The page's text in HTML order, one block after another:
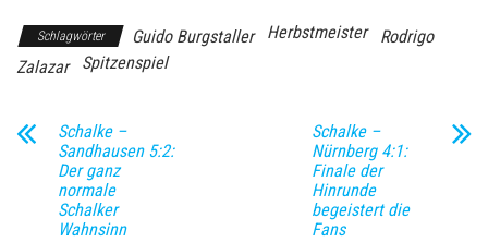
Schlagwörter Guido Burgstaller Herbstmeister
Rodrigo
Zalazar
Spitzenspiel
Schalke –
Sandhausen 5:2:
Der ganz
normale
Schalker
Wahnsinn
Schalke –
Nürnberg 4:1:
Finale der
Hinrunde
begeistert die
Fans